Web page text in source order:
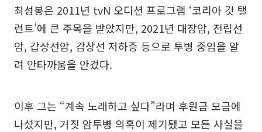
최성봉은 2011년 tvN 오디션 프로그램 ‘코리아 갓 탤
런트’에 큰 주목을 받았지만, 2021년 대장암, 전립선
암, 갑상선암, 감상선 저하증 등으로 투병 중임을 알
려 안타까움을 안겼다.
이후 그는 “계속 노래하고 싶다”라며 후원금 모금에
나섰지만, 거짓 암투병 의혹이 제기됐고 모든 사실을